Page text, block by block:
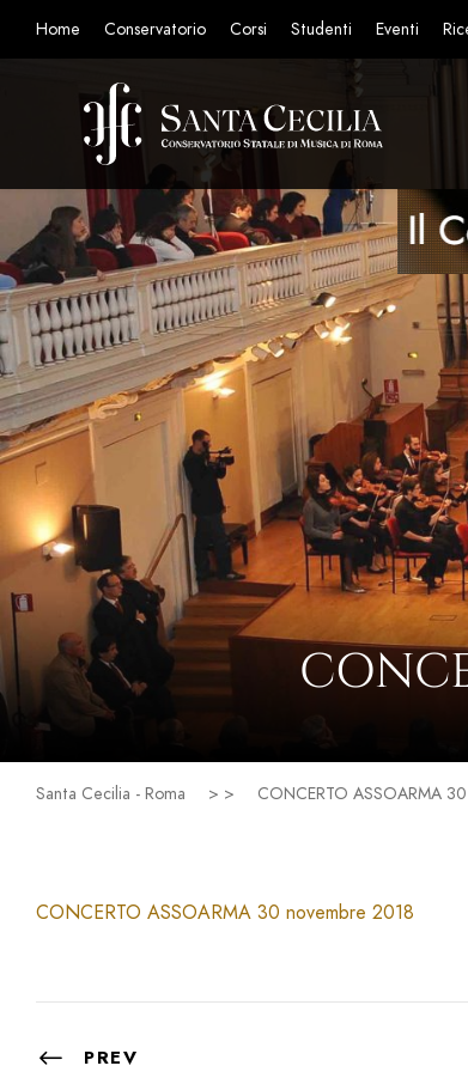
Home Conservatorio Corsi Studenti Eventi
Santa Cecilia - Roma > > CONCERTO ASSOARMA
CONCERTO ASSOARMA 30 novembre 2018
PREV